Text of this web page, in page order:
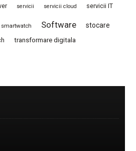
servicii servicii cloud servicii IT
smartwatch Software stocare
transformare digitala